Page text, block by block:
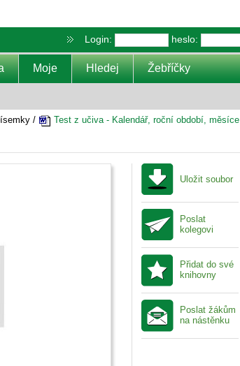
Login: heslo:
Moje Hledej Žebříčky
/ Test z učiva - Kalendář, roční období, měsíce
Uložit soubor
Poslat
kolegovi
Přidat do své
knihovny
Poslat žákům
na nástěnku